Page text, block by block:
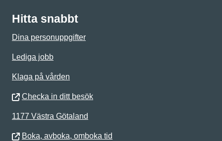
Hitta snabbt
Dina personuppgifter
Lediga jobb
Klaga på vården
Checka in ditt besök
1177 Västra Götaland
Boka, avboka, omboka tid